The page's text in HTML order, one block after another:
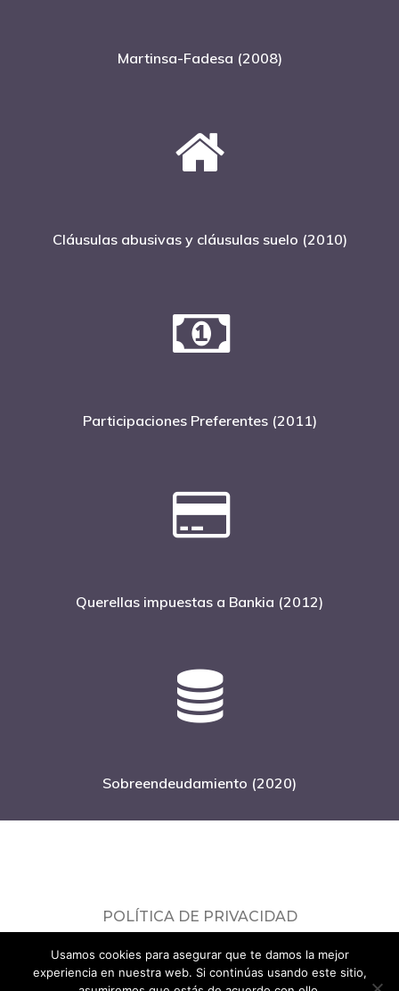
Martinsa-Fadesa (2008)
Cláusulas abusivas y cláusulas suelo (2010)
Participaciones Preferentes (2011)
Querellas impuestas a Bankia (2012)
Sobreendeudamiento (2020)
POLÍTICA DE PRIVACIDAD
Consulta nuestrapolítica de privacidad.
© 2026 ADICAE Servicios Jurídicos.
Usamos cookies para asegurar que te damos la mejor
experiencia en nuestra web. Si continúas usando este sitio,